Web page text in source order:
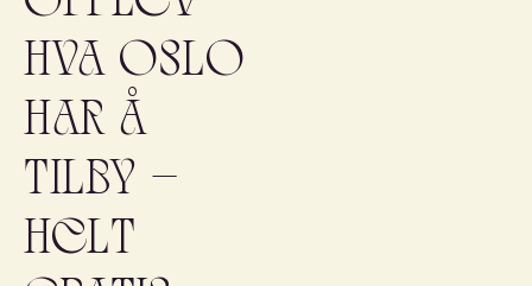
hva Oslo
har å
tilby –
helt